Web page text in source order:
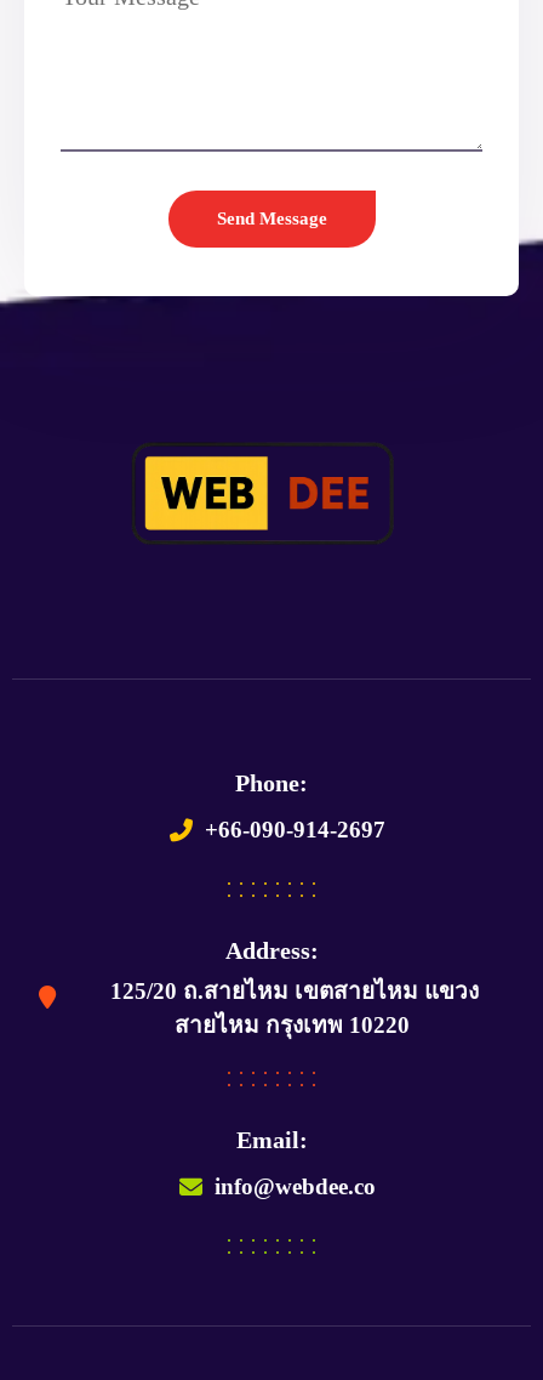
Phone:
+66-090-914-2697
Address:
125/20 ถ.สายไหม เขตสายไหม แขวง
สายไหม กรุงเทพ 10220
Email:
info@webdee.co